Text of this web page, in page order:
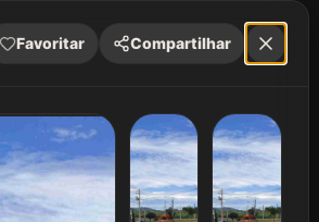
Favoritar Compartilhar